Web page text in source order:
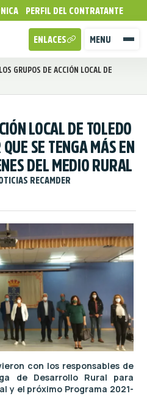
PERFIL DEL CONTRATANTE
MENU
ENLACES
LOS GRUPOS DE ACCIÓN LOCAL DE
LOCAL DE TOLEDO
SE TENGA MÁS EN
DEL MEDIO RURAL
RECAMDER
con los responsables de
de Desarrollo Rural para
y el próximo Programa 2021-